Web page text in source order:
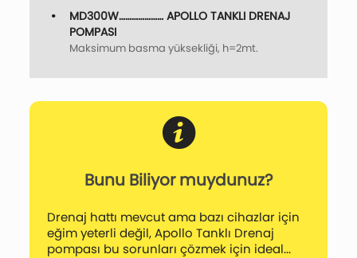
MD300W………………… APOLLO TANKLI DRENAJ
POMPASI
Maksimum basma yüksekliği, h=2mt.
Bunu Biliyor muydunuz?
Drenaj hattı mevcut ama bazı cihazlar için
eğim yeterli değil, Apollo Tanklı Drenaj
pompası bu sorunları çözmek için ideal...